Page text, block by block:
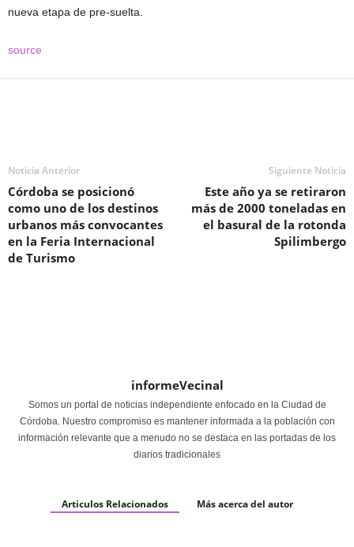
nueva etapa de pre-suelta.
source
Noticia Anterior
Córdoba se posicionó
como uno de los destinos
urbanos más convocantes
en la Feria Internacional
de Turismo
Siguiente Noticia
Este año ya se retiraron
más de 2000 toneladas en
el basural de la rotonda
Spilimbergo
informeVecinal
Somos un portal de noticias independiente enfocado en la Ciudad de
Córdoba. Nuestro compromiso es mantener informada a la población con
información relevante que a menudo no se destaca en las portadas de los
diarios tradicionales
Articulos Relacionados Más acerca del autor